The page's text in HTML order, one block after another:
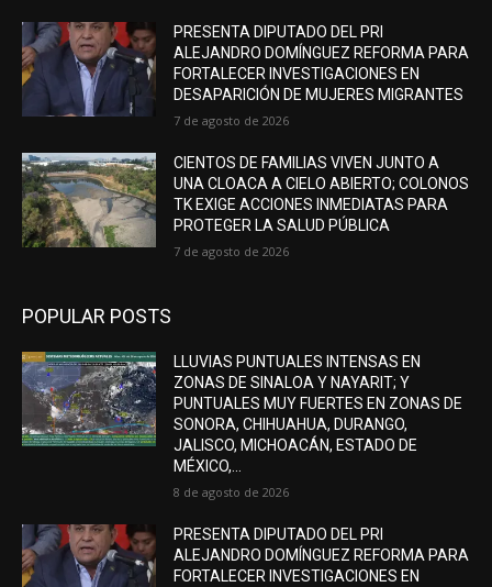
PRESENTA DIPUTADO DEL PRI
ALEJANDRO DOMÍNGUEZ REFORMA PARA
FORTALECER INVESTIGACIONES EN
DESAPARICIÓN DE MUJERES MIGRANTES
7 de agosto de 2026
CIENTOS DE FAMILIAS VIVEN JUNTO A
UNA CLOACA A CIELO ABIERTO; COLONOS
TK EXIGE ACCIONES INMEDIATAS PARA
PROTEGER LA SALUD PÚBLICA
7 de agosto de 2026
POPULAR POSTS
LLUVIAS PUNTUALES INTENSAS EN
ZONAS DE SINALOA Y NAYARIT; Y
PUNTUALES MUY FUERTES EN ZONAS DE
SONORA, CHIHUAHUA, DURANGO,
JALISCO, MICHOACÁN, ESTADO DE
MÉXICO,...
8 de agosto de 2026
PRESENTA DIPUTADO DEL PRI
ALEJANDRO DOMÍNGUEZ REFORMA PARA
FORTALECER INVESTIGACIONES EN